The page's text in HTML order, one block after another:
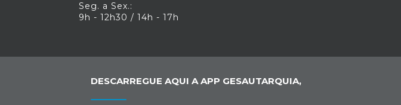
Seg. a Sex.:
9h - 12h30 / 14h - 17h
DESCARREGUE AQUI A APP GESAUTARQUIA,